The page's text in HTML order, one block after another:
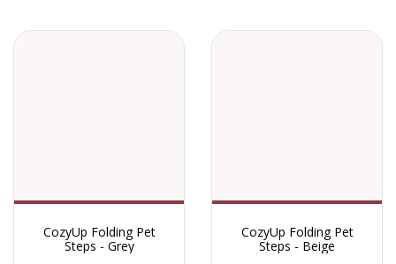
CozyUp Folding Pet
Steps - Grey
CozyUp Folding Pet
Steps - Beige